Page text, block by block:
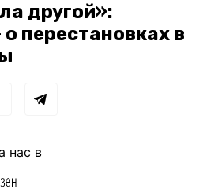
другой»:
перестановках в
нас в